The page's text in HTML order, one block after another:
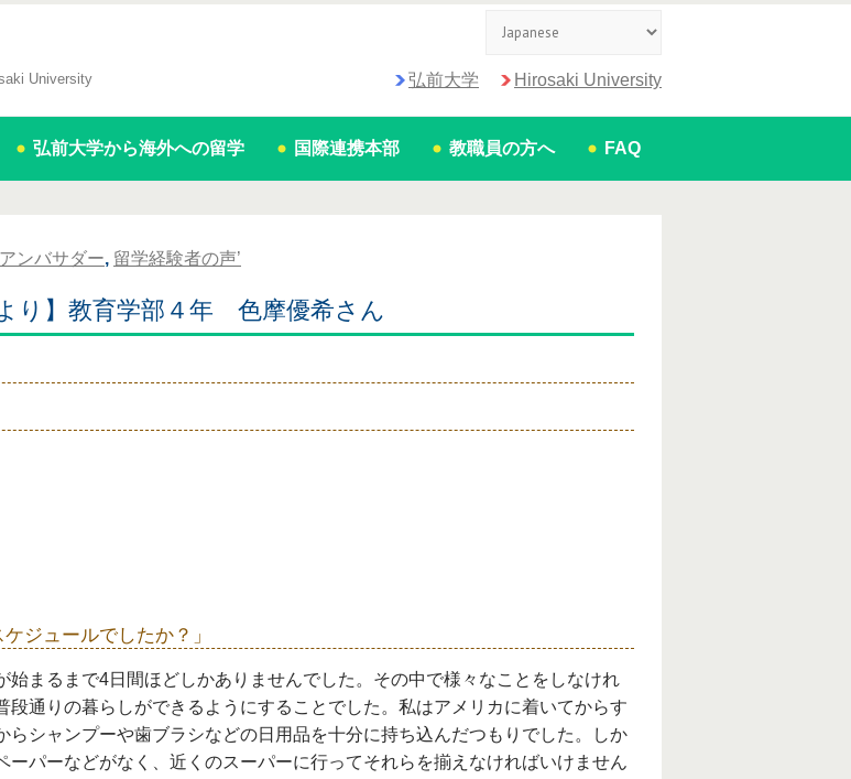
弘前大学 Hirosaki University
University
弘前大学から海外への留学 国際連携本部 教職員の方へ FAQ
ンバサダー, 留学経験者の声’
り】教育学部４年 色摩優希さん
ジュールでしたか？」
まるまで4日間ほどしかありませんでした。その中で様々なことをしなけれ
通りの暮らしができるようにすることでした。私はアメリカに着いてからす
シャンプーや歯ブラシなどの日用品を十分に持ち込んだつもりでした。しか
パーなどがなく、近くのスーパーに行ってそれらを揃えなければいけません